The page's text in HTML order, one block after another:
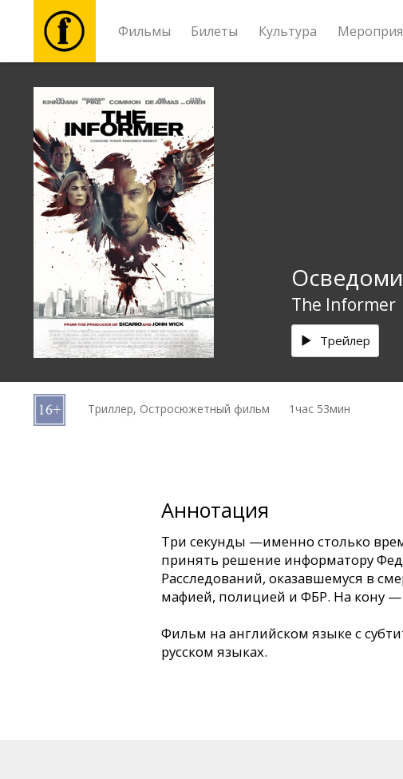
Фильмы Билеты Культура
Фильмы
Билеты
Культура
Мероприятия
Новости
Подарки
B2B
The Informer
Трейлер
Триллер, Остросюжетный фильм 1час 53мин
Аннотация
Три секунды —именно столько
принять решение информатору
Расследований, оказавшемуся в
мафией, полицией и ФБР. На кону —
Фильм на английском языке с
русском языках.